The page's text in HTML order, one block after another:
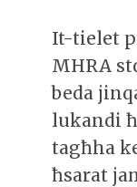
It-tielet
MHRA
beda
lukandi
tagħha
ħsarat